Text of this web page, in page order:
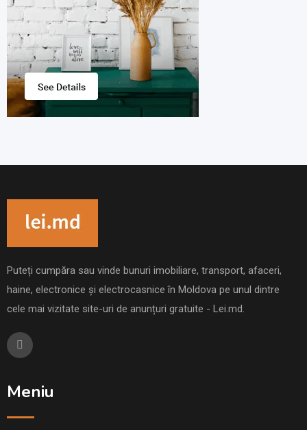
Puteți cumpăra sau vinde bunuri imobiliare, transport, afaceri,
haine, electronice și electrocasnice în Moldova pe unul dintre
cele mai vizitate site-uri de anunțuri gratuite - Lei.md.
Meniu